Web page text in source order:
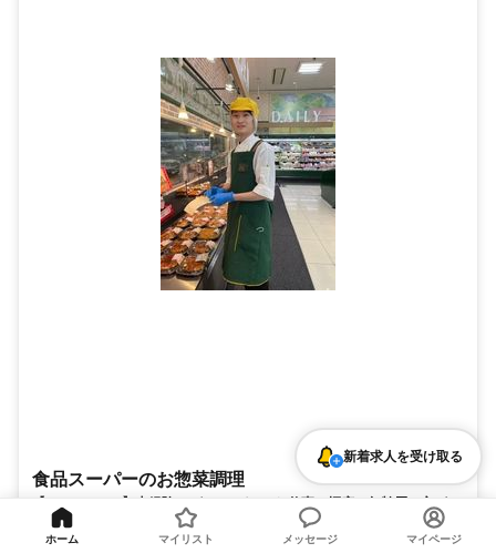
食品スーパーのお惣菜調理
【8:00～12:00】未経験OK｜スーパーのお仕事！幅広い年齢層の方が活
躍中！ぎゅーとら ラブリー五ヶ所店
勤務地・最寄駅 近鉄志摩線 志摩磯部駅
新着求人を受け取る
ホーム マイリスト メッセージ マイページ